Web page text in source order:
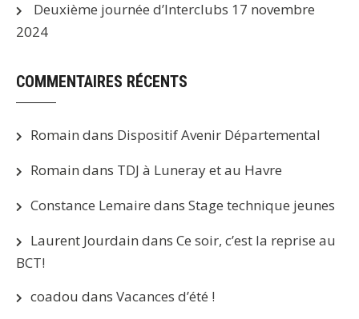
Deuxième journée d’Interclubs 17 novembre
2024
COMMENTAIRES RÉCENTS
Romain dans Dispositif Avenir Départemental
Romain dans TDJ à Luneray et au Havre
Constance Lemaire dans Stage technique jeunes
Laurent Jourdain dans Ce soir, c’est la reprise au
BCT!
coadou dans Vacances d’été !